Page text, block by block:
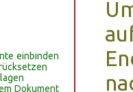
einbinden
Dokument